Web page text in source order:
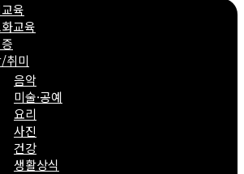
육
교육
취미
음악
미술·공예
요리
사진
건강
생활상식